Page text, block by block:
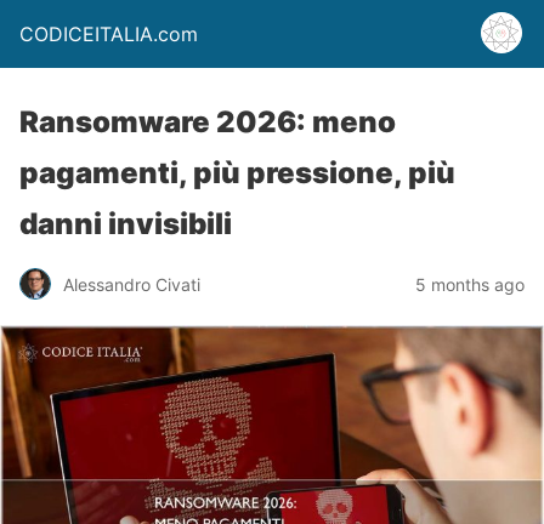
CODICEITALIA.com
Ransomware 2026: meno
pagamenti, più pressione, più
danni invisibili
Alessandro Civati 5 months ago